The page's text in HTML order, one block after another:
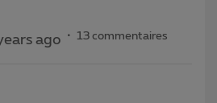
ago 13 commentaires